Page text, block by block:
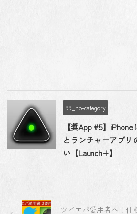
99_no-category
【奨App #5】
とランチャーアプリ
い【Launch+】
ツイエバ愛用者へ！仕